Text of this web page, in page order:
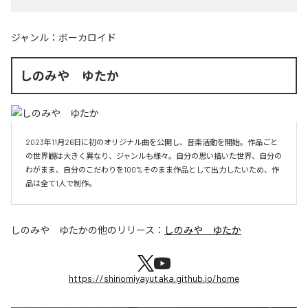
ジャンル： ボーカロイド
しのみや ゆたか
2023年11月26日に初のオリジナル曲を公開し、音楽活動を開始。作品ごと
の世界観は大きく異なり、ジャンルも様々。自分の思い描いた世界、自分の
わがまま、自分のこだわりを100%そのまま作品として出力したいため、作
品は全て1人で制作。
しのみや ゆたかの他のリリース： しのみや ゆたか
https://shinomiyayutaka.github.io/home